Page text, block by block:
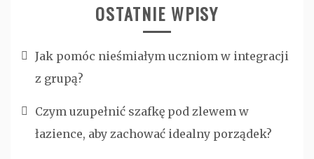
OSTATNIE WPISY
Jak pomóc nieśmiałym uczniom w integracji
z grupą?
Czym uzupełnić szafkę pod zlewem w
łazience, aby zachować idealny porządek?